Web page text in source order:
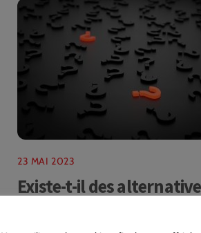
23 MAI 2023
Existe-t-il des